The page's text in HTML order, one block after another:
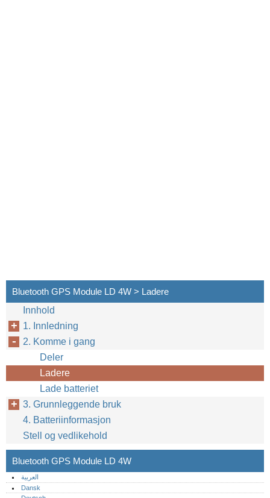
Bluetooth GPS Module LD 4W > Ladere
Innhold
1. Innledning
2. Komme i gang
Deler
Ladere
Lade batteriet
3. Grunnleggende bruk
4. Batteriinformasjon
Stell og vedlikehold
Bluetooth GPS Module LD 4W
العربية
Dansk